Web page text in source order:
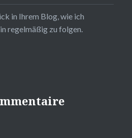
in Ihrem Blog, wie ich
regelmäßig zu folgen.